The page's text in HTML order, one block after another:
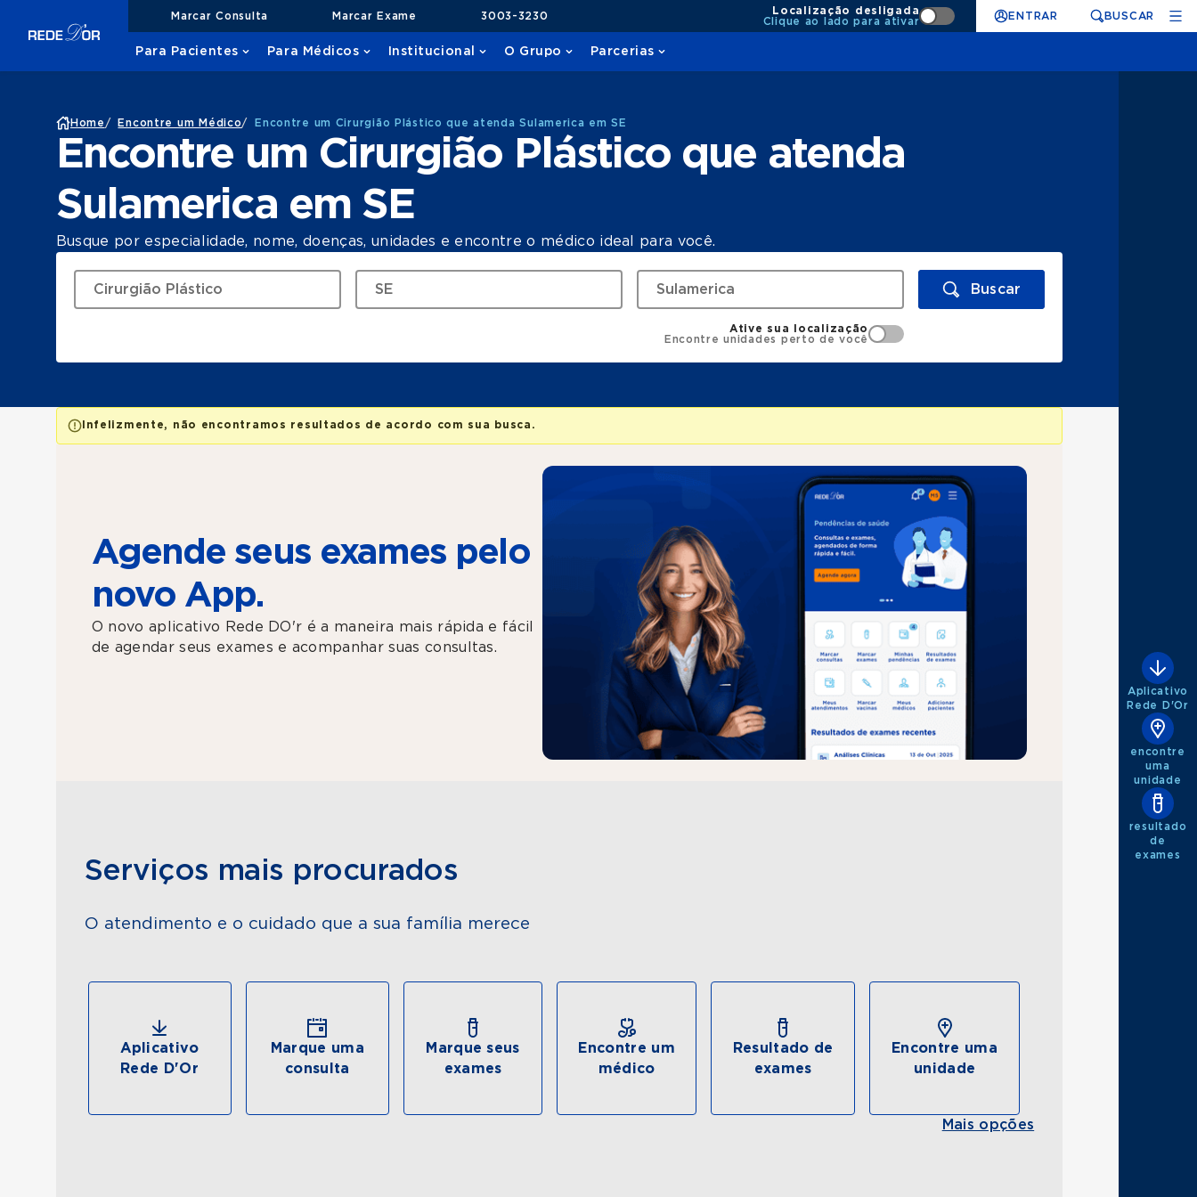
Marcar Consulta Marcar Exame 3003-3230
Localização desligada
Clique ao lado para ativar
ENTRAR BUSCAR
Para Pacientes Para Médicos Institucional O Grupo Parcerias
Home / Encontre um Médico/ Encontre um Cirurgião Plástico que atenda Sulamerica em SE
Encontre um Cirurgião Plástico que atenda
Sulamerica em SE
Busque por especialidade, nome, doenças, unidades e encontre o médico ideal para você.
Buscar
Ative sua localização
Encontre unidades perto de você
Infelizmente, não encontramos resultados de acordo com sua busca.
Agende seus exames pelo
novo App.
O novo aplicativo Rede DO'r é a maneira mais rápida e fácil
de agendar seus exames e acompanhar suas consultas.
Serviços mais procurados
O atendimento e o cuidado que a sua família merece
Aplicativo
Rede D'Or
Marque uma
consulta
Marque seus
exames
Encontre um
médico
Resultado de
exames
Encontre uma
unidade
Mais opções
Aplicativo
Rede D'Or
encontre
uma
unidade
resultado
de
exames